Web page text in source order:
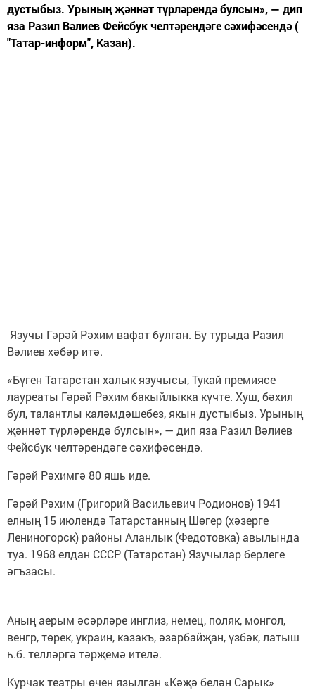
дустыбыз. Урының җәннәт түрләрендә булсын», — дип
яза Разил Вәлиев Фейсбук челтәрендәге сәхифәсендә (
"Татар-информ", Казан).
Язучы Гәрәй Рәхим вафат булган. Бу турыда Разил
Вәлиев хәбәр итә.
«Бүген Татарстан халык язучысы, Тукай премиясе
лауреаты Гәрәй Рәхим бакыйлыкка күчте. Хуш, бәхил
бул, талантлы каләмдәшебез, якын дустыбыз. Урының
җәннәт түрләрендә булсын», — дип яза Разил Вәлиев
Фейсбук челтәрендәге сәхифәсендә.
Гәрәй Рәхимгә 80 яшь иде.
Гәрәй Рәхим (Григорий Васильевич Родионов) 1941
елның 15 июлендә Татарстанның Шөгер (хәзерге
Лениногорск) районы Аланлык (Федотовка) авылында
туа. 1968 елдан СССР (Татарстан) Язучылар берлеге
әгъзасы.
Аның аерым әсәрләре инглиз, немец, поляк, монгол,
венгр, төрек, украин, казакъ, әзәрбайҗан, үзбәк, латыш
һ.б. телләргә тәрҗемә ителә.
Курчак театры өчен язылган «Кәҗә белән Сарык»